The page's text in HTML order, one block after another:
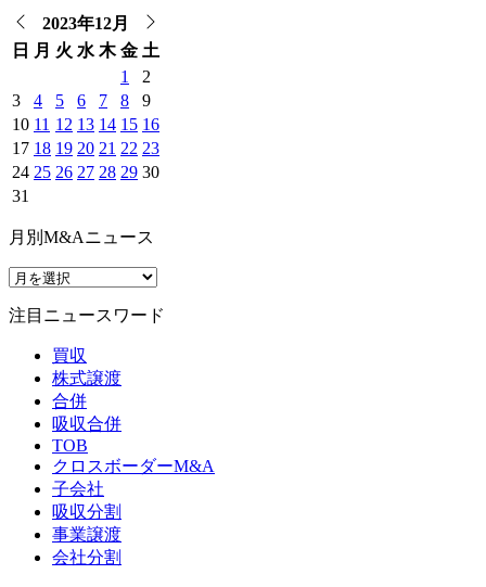
2023年12月
日
月 火 水 木 金 土
1
2
3
4 5 6 7 8
9
10 11 12 13 14 15 16
17 18 19 20 21 22 23
24 25 26 27 28 29 30
31
月別M&Aニュース
注目ニュースワード
買収
株式譲渡
合併
吸収合併
TOB
クロスボーダーM&A
子会社
吸収分割
事業譲渡
会社分割